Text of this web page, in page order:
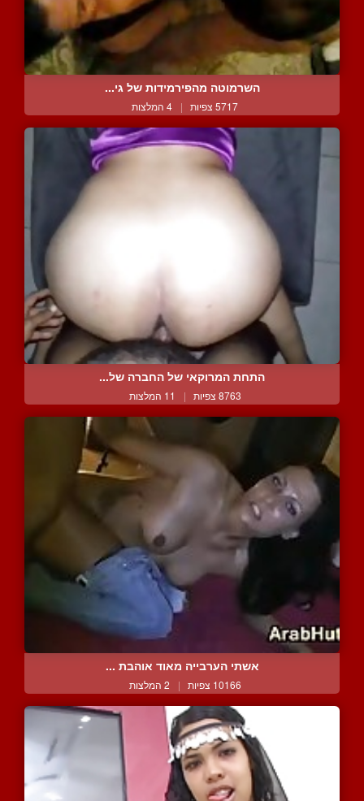
השרמוטה מהפירמידות של גי...
5717 צפיות | 4 המלצות
התחת המרוקאי של החברה של...
8763 צפיות | 11 המלצות
אשתי הערבייה מאוד אוהבת ...
10166 צפיות | 2 המלצות